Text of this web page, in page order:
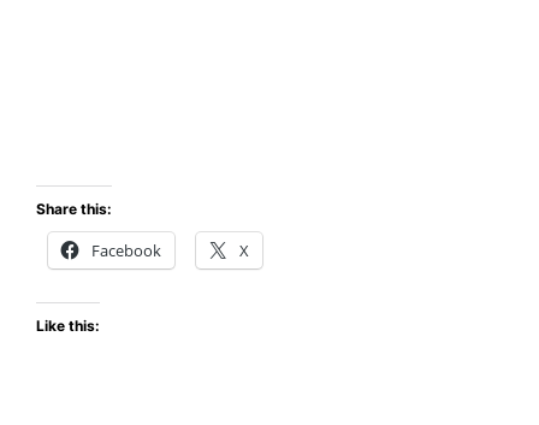
Share this:
Facebook X
Like this: